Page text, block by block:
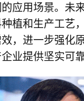
应用场景。未
植和生产工艺
，进一步强化
业提供坚实可